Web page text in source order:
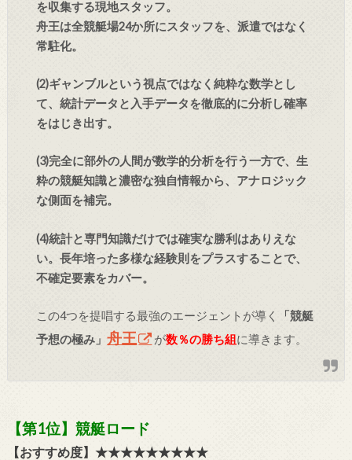
を収集する現地スタッフ。
舟王は全競艇場24か所にスタッフを、派遣ではなく
常駐化。
(2)ギャンブルという視点ではなく純粋な数学とし
て、統計データと入手データを徹底的に分析し確率
をはじき出す。
(3)完全に部外の人間が数学的分析を行う一方で、生
粋の競艇知識と濃密な独自情報から、アナロジック
な側面を補完。
(4)統計と専門知識だけでは確実な勝利はありえな
い。長年培った多様な経験則をプラスすることで、
不確定要素をカバー。
この4つを提唱する最強のエージェントが導く
「競艇
予想の極み」舟王 が数％の勝ち組に導きます。
【第1位】競艇ロード
【おすすめ度】★★★★★★★★★